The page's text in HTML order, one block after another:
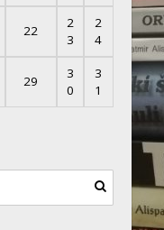
22
2
3
2
4
29
3
0
3
1